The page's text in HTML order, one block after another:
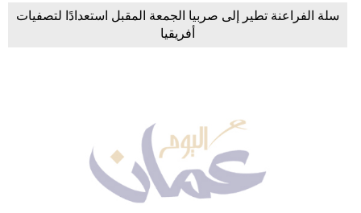
سلة الفراعنة تطير إلى صربيا الجمعة المقبل استعدادًا لتصفيات
أفريقيا